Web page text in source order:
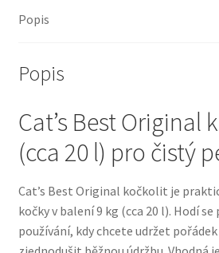
Royal Canin pro kočky
Vše pro psy — Krmivo, doplňky,
Bozita pro psy — Švédské krmivo
Popis
Popis
Cat’s Best Original
(cca 20 l) pro čistý
Cat’s Best Original kočkolit je
kočky v balení 9 kg (cca 20 l). Hodí
používání, kdy chcete udržet